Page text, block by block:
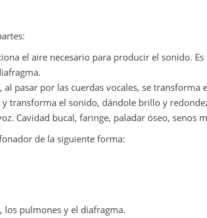
el aire necesario para producir el sonido.
pasar por las cuerdas vocales, se transforma
transforma el sonido, dándole brillo y
Cavidad bucal, faringe, paladar óseo, senos
de la siguiente forma:
los pulmones y el diafragma.